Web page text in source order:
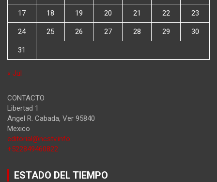
17 18 19 20 21 22 23
24 25 26 27 28 29 30
31
« Jul
CONTACTO
Libertad 1
Angel R. Cabada, Ver 95840
Mexico
editorial@ncstv.info
+522849460822
ESTADO DEL TIEMPO